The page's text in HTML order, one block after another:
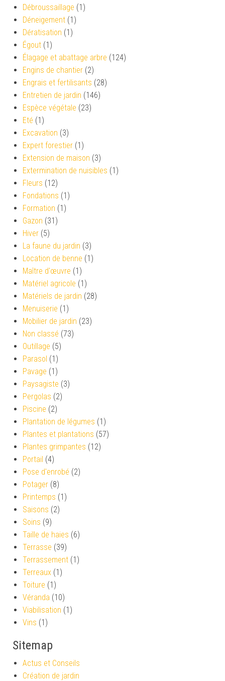
Débroussaillage (1)
Déneigement (1)
Dératisation (1)
Égout (1)
Élagage et abattage arbre (124)
Engins de chantier (2)
Engrais et fertilisants (28)
Entretien de jardin (146)
Espèce végétale (23)
Eté (1)
Excavation (3)
Expert forestier (1)
Extension de maison (3)
Extermination de nuisibles (1)
Fleurs (12)
Fondations (1)
Formation (1)
Gazon (31)
Hiver (5)
La faune du jardin (3)
Location de benne (1)
Maître d'œuvre (1)
Matériel agricole (1)
Matériels de jardin (28)
Menuiserie (1)
Mobilier de jardin (23)
Non classé (73)
Outillage (5)
Parasol (1)
Pavage (1)
Paysagiste (3)
Pergolas (2)
Piscine (2)
Plantation de légumes (1)
Plantes et plantations (57)
Plantes grimpantes (12)
Portail (4)
Pose d'enrobé (2)
Potager (8)
Printemps (1)
Saisons (2)
Soins (9)
Taille de haies (6)
Terrasse (39)
Terrassement (1)
Terreaux (1)
Toiture (1)
Véranda (10)
Viabilisation (1)
Vins (1)
Sitemap
Actus et Conseils
Création de jardin